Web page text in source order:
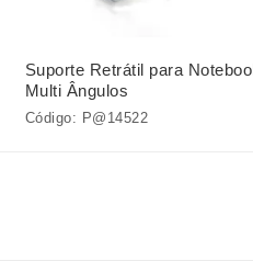
Suporte Retrátil para
Multi Ângulos
Código: P@14522